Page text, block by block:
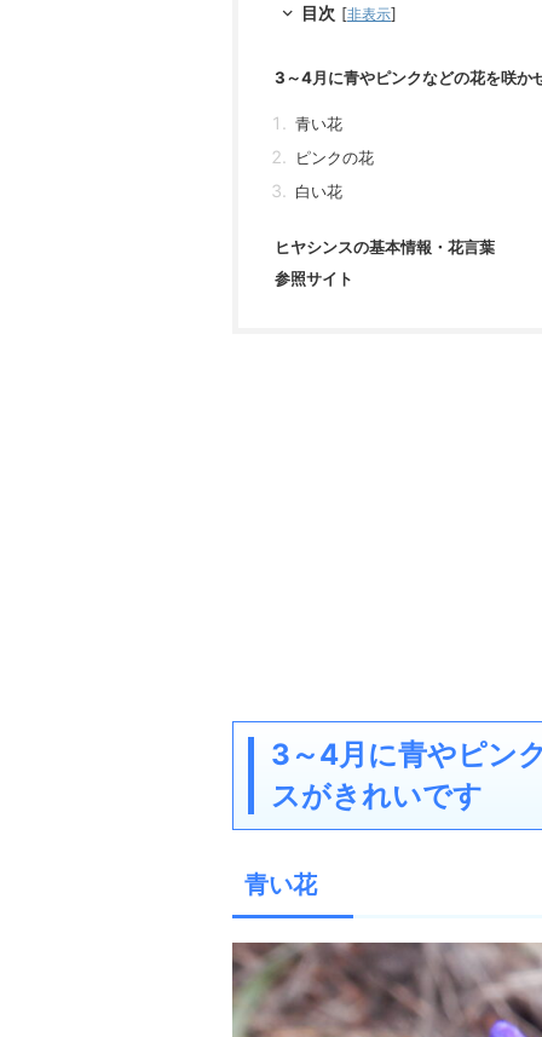
目次 [非表示]
3～4月に青やピンクなどの花を咲か
青い花
ピンクの花
白い花
ヒヤシンスの基本情報・花言葉
参照サイト
3～4月に青やピン
スがきれいです
青い花